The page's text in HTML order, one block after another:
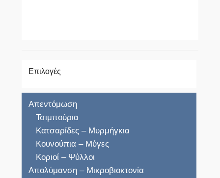
Επιλογές
Απεντόμωση
Τσιμπούρια
Κατσαρίδες – Μυρμήγκια
Κουνούπια – Μύγες
Κοριοί – Ψύλλοι
Απολύμανση – Μικροβιοκτονία